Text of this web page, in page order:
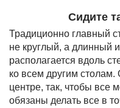
Сидите
Традиционно главный
не круглый, а длинный
располагается вдоль
ко всем другим
центре, так, чтобы все
обязаны делать все в